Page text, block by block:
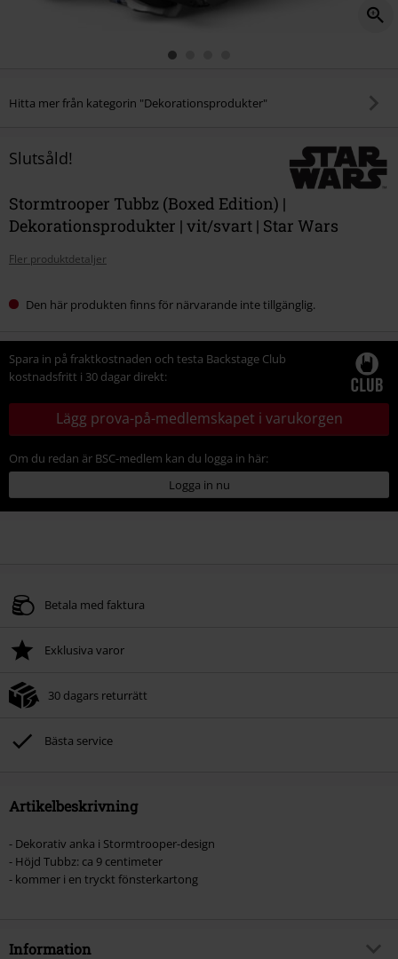
Hitta mer från kategorin "Dekorationsprodukter"
Slutsåld!
Stormtrooper Tubbz (Boxed Edition) |
Dekorationsprodukter | vit/svart | Star Wars
Fler produktdetaljer
Den här produkten finns för närvarande inte tillgänglig.
Spara in på fraktkostnaden och testa Backstage Club
kostnadsfritt i 30 dagar direkt:
Lägg prova-på-medlemskapet i varukorgen
Om du redan är BSC-medlem kan du logga in här:
Logga in nu
Betala med faktura
Exklusiva varor
30 dagars returrätt
Bästa service
Artikelbeskrivning
- Dekorativ anka i Stormtrooper-design
- Höjd Tubbz: ca 9 centimeter
- kommer i en tryckt fönsterkartong
Information